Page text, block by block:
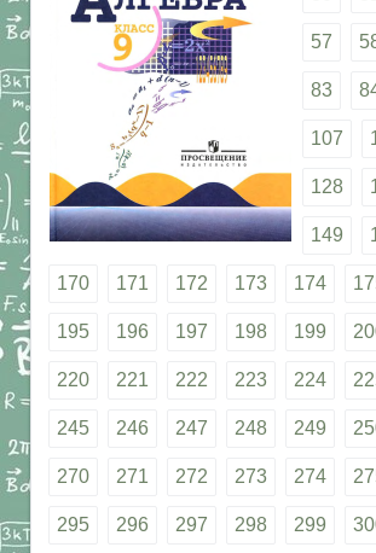
57
83
107
128
149
170 171 172 173 174
195 196 197 198 199
220 221 222 223 224
245 246 247 248 249
270 271 272 273 274
295 296 297 298 299